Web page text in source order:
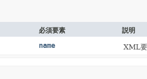
必須要素 説明
name XML